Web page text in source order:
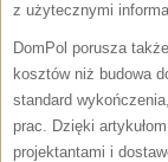
z użytecznymi
DomPol porusza
kosztów niż budowa
standard
prac. Dzięki
projektantami i